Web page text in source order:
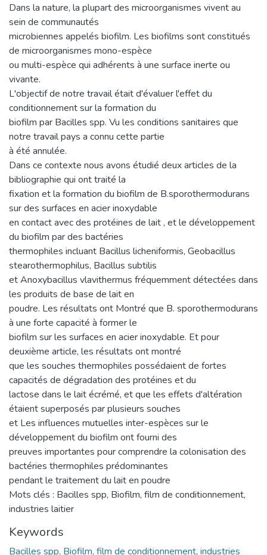
Dans la nature, la plupart des microorganismes vivent au
sein de communautés
microbiennes appelés biofilm. Les biofilms sont constitués
de microorganismes mono-espèce
ou multi-espèce qui adhérents à une surface inerte ou
vivante.
L'objectif de notre travail était d'évaluer l'effet du
conditionnement sur la formation du
biofilm par Bacilles spp. Vu les conditions sanitaires que
notre travail pays a connu cette partie
à été annulée.
Dans ce contexte nous avons étudié deux articles de la
bibliographie qui ont traité la
fixation et la formation du biofilm de B.sporothermodurans
sur des surfaces en acier inoxydable
en contact avec des protéines de lait , et le développement
du biofilm par des bactéries
thermophiles incluant Bacillus licheniformis, Geobacillus
stearothermophilus, Bacillus subtilis
et Anoxybacillus vlavithermus fréquemment détectées dans
les produits de base de lait en
poudre. Les résultats ont Montré que B. sporothermodurans
à une forte capacité à former le
biofilm sur les surfaces en acier inoxydable. Et pour
deuxième article, les résultats ont montré
que les souches thermophiles possédaient de fortes
capacités de dégradation des protéines et du
lactose dans le lait écrémé, et que les effets d'altération
étaient superposés par plusieurs souches
et Les influences mutuelles inter-espèces sur le
développement du biofilm ont fourni des
preuves importantes pour comprendre la colonisation des
bactéries thermophiles prédominantes
pendant le traitement du lait en poudre
Mots clés : Bacilles spp, Biofilm, film de conditionnement,
industries laitier
Keywords
Bacilles spp, Biofilm, film de conditionnement, industries